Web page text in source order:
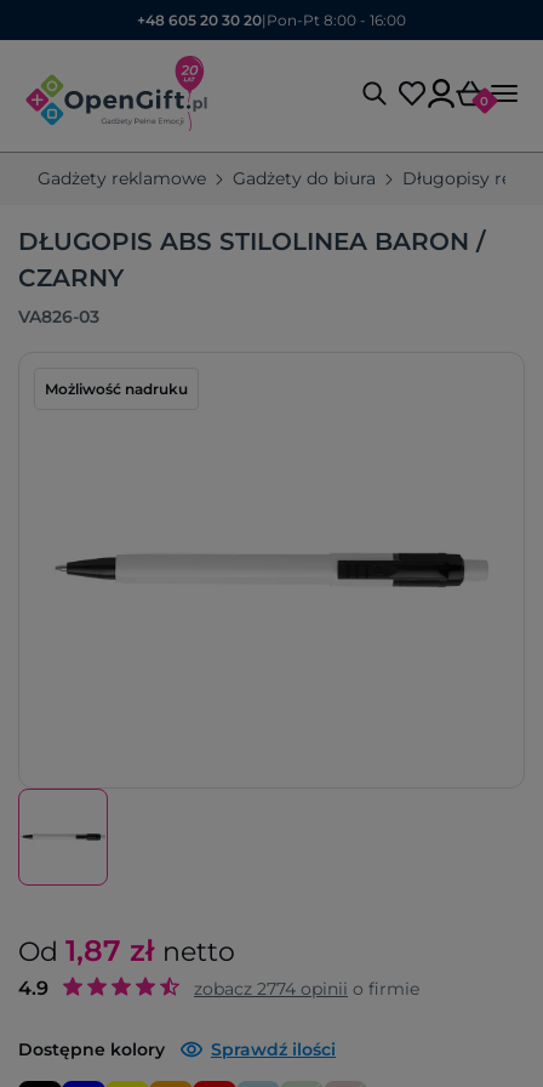
+48 605 20 30 20| Pon-Pt 8:00 - 16:00
0
Gadżety reklamowe Gadżety do biura Długopisy
DŁUGOPIS ABS STILOLINEA BARON /
CZARNY
VA826-03
Możliwość nadruku
Od 1,87 zł netto
4.9 zobacz 2774 opinii o firmie
Dostępne kolory Sprawdź ilości